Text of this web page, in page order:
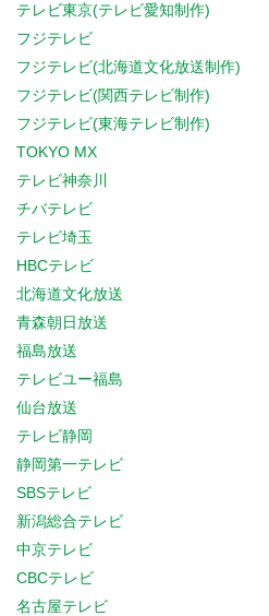
テレビ東京(テレビ愛知制作)
フジテレビ
フジテレビ(北海道文化放送制作)
フジテレビ(関西テレビ制作)
フジテレビ(東海テレビ制作)
TOKYO MX
テレビ神奈川
チバテレビ
テレビ埼玉
HBCテレビ
北海道文化放送
青森朝日放送
福島放送
テレビユー福島
仙台放送
テレビ静岡
静岡第一テレビ
SBSテレビ
新潟総合テレビ
中京テレビ
CBCテレビ
名古屋テレビ